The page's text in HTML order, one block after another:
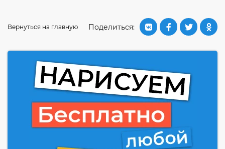
Поделиться:
Вернуться на главную